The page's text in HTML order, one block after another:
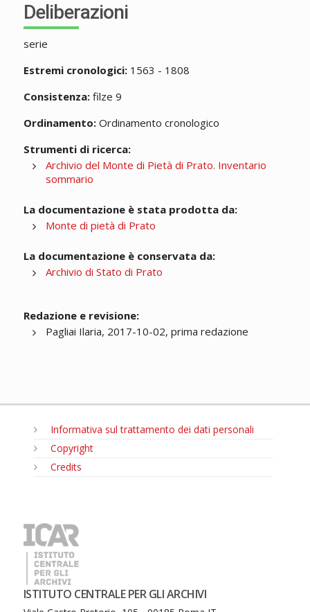
Deliberazioni
serie
Estremi cronologici:1563 - 1808
Consistenza:filze 9
Ordinamento:Ordinamento cronologico
Strumenti di ricerca:
Archivio del Monte di Pietà di Prato. Inventario
sommario
La documentazione è stata prodotta da:
Monte di pietà di Prato
La documentazione è conservata da:
Archivio di Stato di Prato
Redazione e revisione:
Pagliai Ilaria, 2017-10-02, prima redazione
Informativa sul trattamento dei dati personali
Copyright
Credits
ISTITUTO CENTRALE PER GLI ARCHIVI